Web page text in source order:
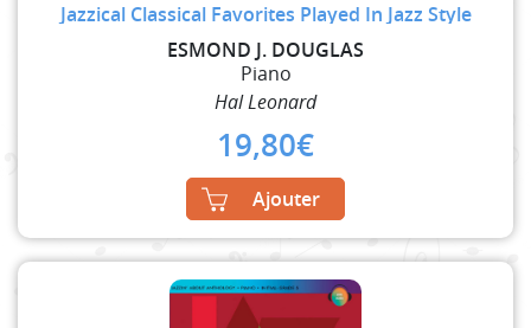
Jazzical Classical Favorites Played In Jazz Style
ESMOND J. DOUGLAS
Piano
Hal Leonard
19,80€
Ajouter